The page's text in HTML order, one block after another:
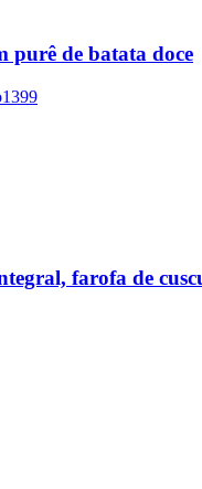
purê de batata doce
farofa de